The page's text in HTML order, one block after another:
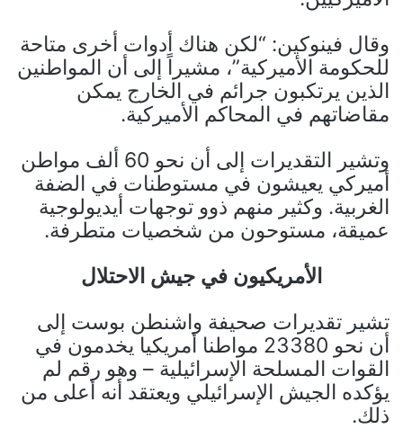
وقال فينوكين: “لكن هناك أدوات أخرى متاحة
للحكومة الأميركية”، مشيراً إلى أن المواطنين
الذين يرتكبون جرائم في الخارج يمكن
مقاضاتهم في المحاكم الأميركية.
وتشير التقديرات إلى أن نحو 60 ألف مواطن
أميركي يعيشون في مستوطنات في الضفة
الغربية. وكثير منهم ذوو توجهات أيديولوجية
عميقة، مستوحون من شخصيات متطرفة.
الأمريكيون في جيش الاحتلال
تشير تقديرات صحيفة واشنطن بوست إلى
أن نحو 23380 مواطنا أمريكيا يخدمون في
القوات المسلحة الإسرائيلية – وهو رقم لم
يؤكده الجيش الإسرائيلي ويعتقد أنه أعلى من
ذلك.